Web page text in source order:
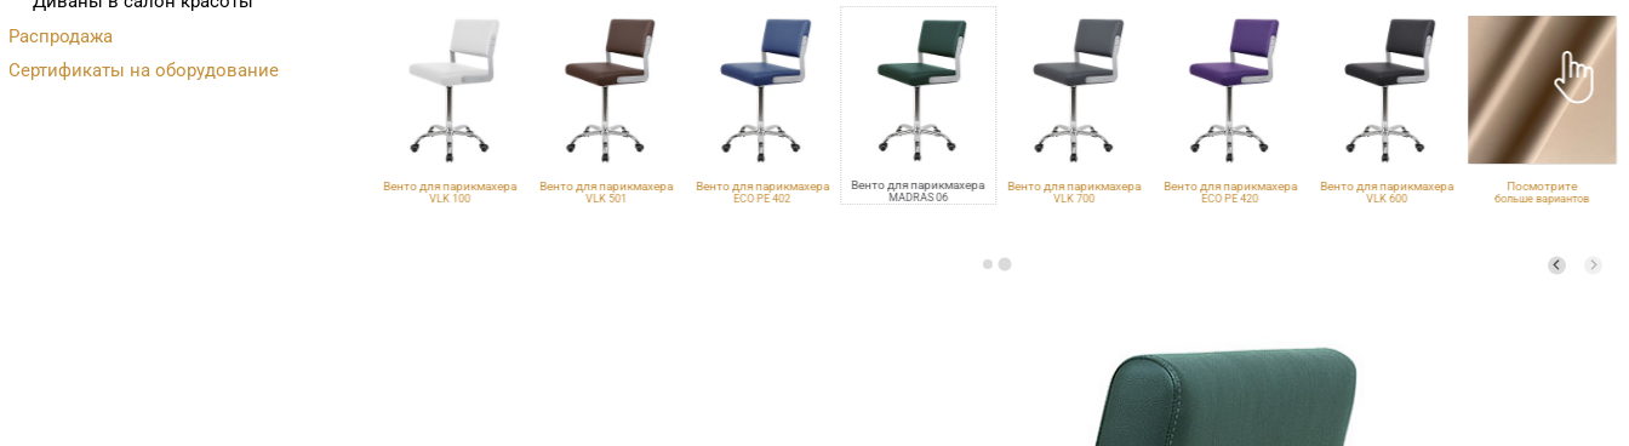
Венто для парикмахера
VLK 100
Венто для парикмахера
VLK 501
Венто для парикмахера
ECO PE 402
Венто для парикмахера
MADRAS 06
Венто для парикмахера
VLK 700
Венто для парикмахера
ECO PE 420
Венто для парикмахера
VLK 600
Посмотрите
больше вариантов
Распродажа
Сертификаты на оборудование